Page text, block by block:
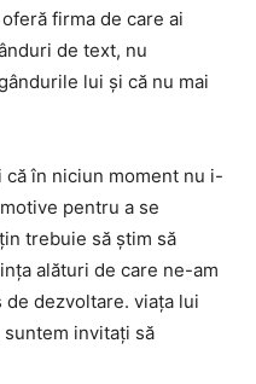
firma de care ai
de text, nu
lui și că nu mai
în niciun moment nu i-
pentru a se
trebuie să știm să
alături de care ne-am
dezvoltare. viața lui
invitați să